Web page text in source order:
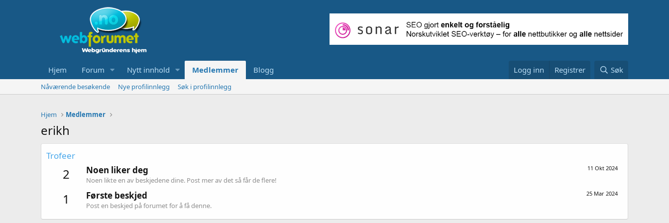
Hjem Forum Nytt innhold Medlemmer Blogg Logg inn Registrer Søk
Nåværende besøkende Nye profilinnlegg Søk i profilinnlegg
Hjem Medlemmer
erikh
Trofeer
2 11 Okt 2024
Noen liker deg
Noen likte en av beskjedene dine. Post mer av det så får de flere!
1 25 Mar 2024
Første beskjed
Post en beskjed på forumet for å få denne.